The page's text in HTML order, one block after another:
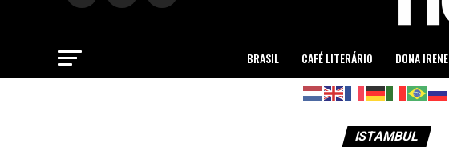
BRASIL CAFÉ LITERÁRIO DONA IRENE
ISTAMBUL